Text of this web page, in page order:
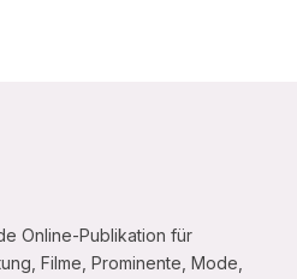
Online-Publikation für
Filme, Prominente, Mode,